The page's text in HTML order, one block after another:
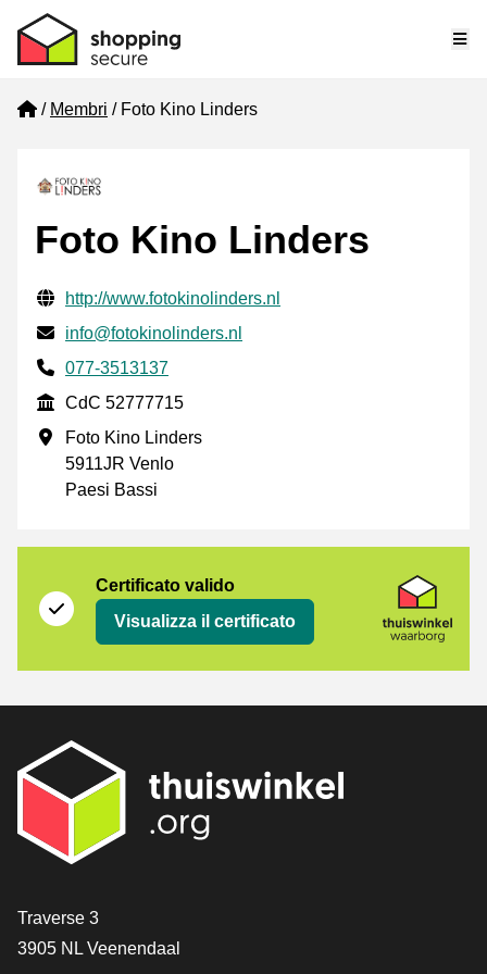
Home
Membri Foto Kino Linders
Foto Kino Linders
Informazioni di contatto verificate
Website URL
http://www.fotokinolinders.nl
Mail
info@fotokinolinders.nl
Phone number
077-3513137
CdC
CdC 52777715
Indirizzo commerciale
Foto Kino Linders
5911JR Venlo
Paesi Bassi
Certificato valido
Visualizza il certificato
[_General:Contact]
Traverse 3
3905 NL Veenendaal